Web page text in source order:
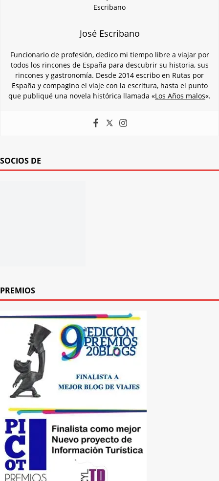
José Escribano
Funcionario de profesión, dedico mi tiempo libre a viajar por
todos los rincones de España para descubrir su historia, sus
rincones y gastronomía. Desde 2014 escribo en Rutas por
España y compagino el viaje con la escritura, hasta el punto
que publiqué una novela histórica llamada «Los Años malos«.
SOCIOS DE
PREMIOS